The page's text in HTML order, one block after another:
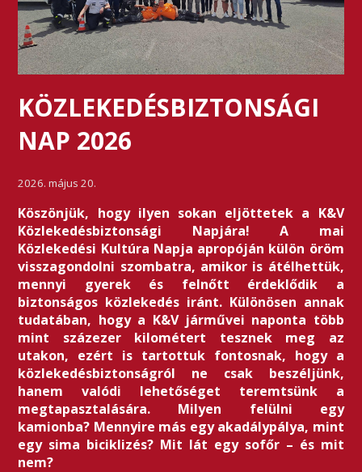
KÖZLEKEDÉSBIZTONSÁGI
NAP 2026
2026. május 20.
Köszönjük, hogy ilyen sokan eljöttetek a K&V
Közlekedésbiztonsági Napjára! A mai
Közlekedési Kultúra Napja apropóján külön öröm
visszagondolni szombatra, amikor is átélhettük,
mennyi gyerek és felnőtt érdeklődik a
biztonságos közlekedés iránt. Különösen annak
tudatában, hogy a K&V járművei naponta több
mint százezer kilométert tesznek meg az
utakon, ezért is tartottuk fontosnak, hogy a
közlekedésbiztonságról ne csak beszéljünk,
hanem valódi lehetőséget teremtsünk a
megtapasztalására. Milyen felülni egy
kamionba? Mennyire más egy akadálypálya, mint
egy sima biciklizés? Mit lát egy sofőr – és mit
nem?